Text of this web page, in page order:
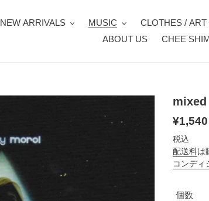
NEW ARRIVALS MUSIC CLOTHES /
ABOUT US
CHEE
通
常
価
格
¥1,540
税込
配送料は
コンディ
個数